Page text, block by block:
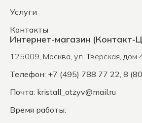
Услуги
Контакты
Интернет-магазин (Контакт-
125009, Москва, ул. Тверская, дом
Телефон: +7 (495) 788 77 22, 8
Почта: kristall_otzyv@mail.ru
Время работы: